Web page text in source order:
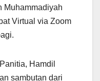
Muhammadiyah
Virtual via Zoom
Hamdil
sambutan dari